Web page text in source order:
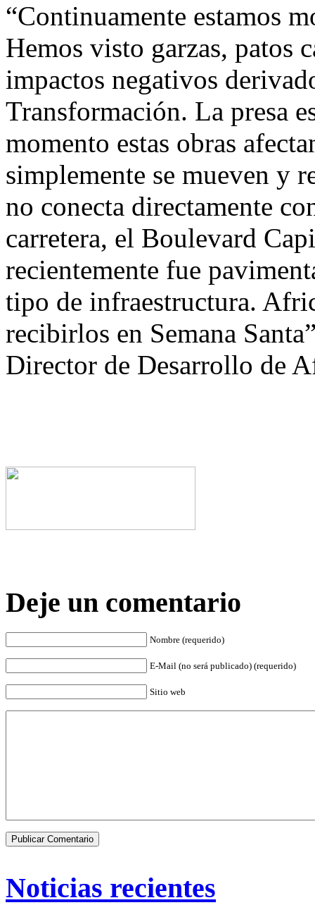
“Continuamente estamos
Hemos visto garzas, patos
impactos negativos
Transformación. La presa
momento estas obras
simplemente se mueven y
no conecta directamente
carretera, el Boulevard
recientemente fue
tipo de infraestructura.
recibirlos en Semana
Director de Desarrollo de
Deje un comentario
Nombre (requerido)
E-Mail (no será publicado) (requerido)
Sitio web
Noticias recientes